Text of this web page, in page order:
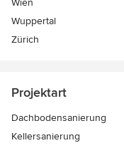
Wien
Wuppertal
Zürich
Projektart
Dachbodensanierung
Kellersanierung